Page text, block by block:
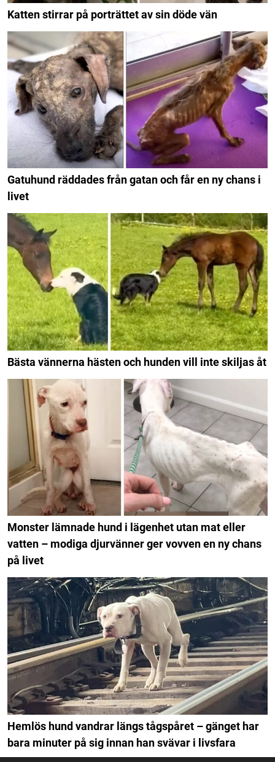
Katten stirrar på porträttet av sin döde vän
Gatuhund räddades från gatan och får en ny chans i
livet
Bästa vännerna hästen och hunden vill inte skiljas åt
Monster lämnade hund i lägenhet utan mat eller
vatten – modiga djurvänner ger vovven en ny chans
på livet
Hemlös hund vandrar längs tågspåret – gänget har
bara minuter på sig innan han svävar i livsfara